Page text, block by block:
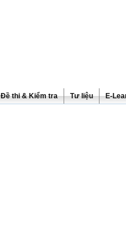
Đề thi & Kiểm tra Tư liệu E-